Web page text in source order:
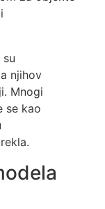
su
njihov
Mnogi
se kao